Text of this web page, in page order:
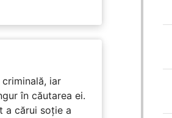
iar
în căutarea ei.
a cărui soție a